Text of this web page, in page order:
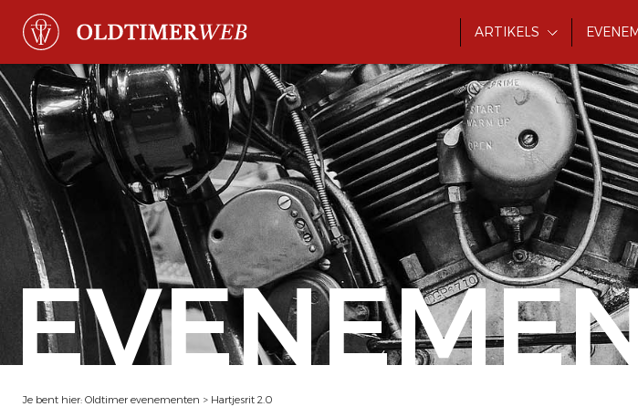
ARTIKELS
Je bent hier: Oldtimer evenementen > Hartjesrit 2.0